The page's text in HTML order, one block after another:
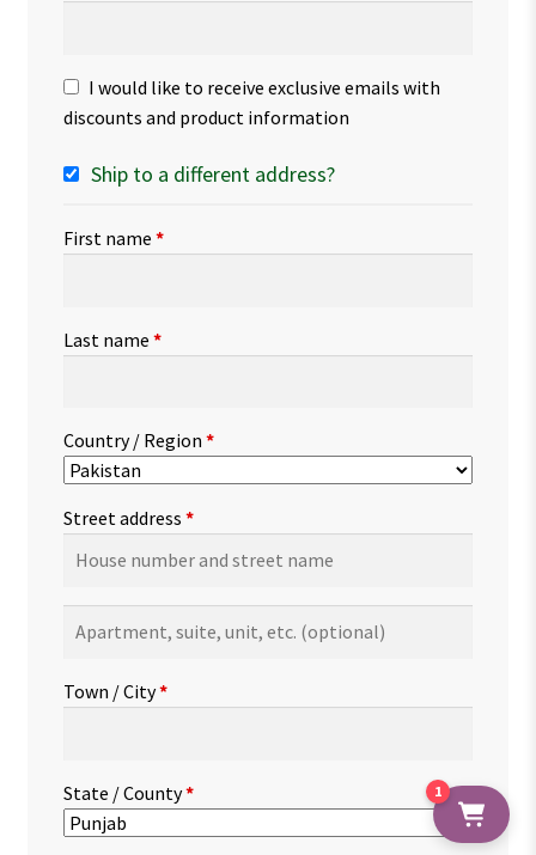
I would like to receive exclusive emails with
discounts and product information
Ship to a different address?
First name *
Last name *
Country / Region *
Street address *
suite,
etc.(optional)
Town / City*
State / County* 1